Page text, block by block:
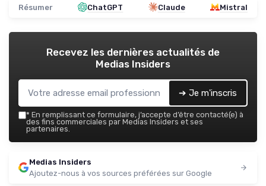
Résumer ChatGPT Claude Mistral
Recevez les dernières actualités de
Medias Insiders
➔ Je m'inscris
* En remplissant ce formulaire, j’accepte d’être contacté(e) à
des fins commerciales par Medias Insiders et ses
partenaires.
Medias Insiders
Ajoutez-nous à vos sources préférées sur Google